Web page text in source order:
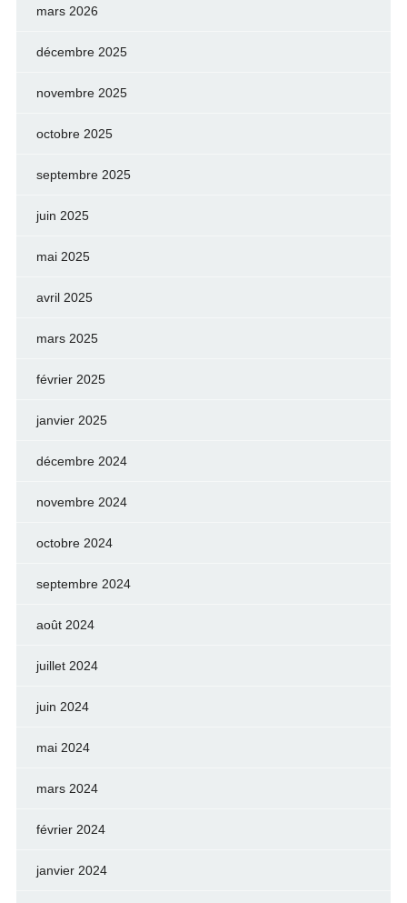
mars 2026
décembre 2025
novembre 2025
octobre 2025
septembre 2025
juin 2025
mai 2025
avril 2025
mars 2025
février 2025
janvier 2025
décembre 2024
novembre 2024
octobre 2024
septembre 2024
août 2024
juillet 2024
juin 2024
mai 2024
mars 2024
février 2024
janvier 2024